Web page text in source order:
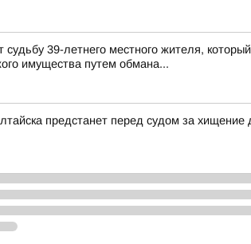
судьбу 39-летнего местного жителя,
имущества путем обмана...
предстанет перед судом за